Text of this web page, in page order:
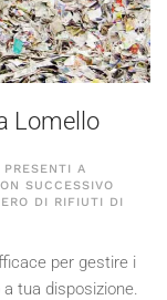
Lomello
A
SUCCESSIVO
DI RIFIUTI DI
per gestire i
tua disposizione.